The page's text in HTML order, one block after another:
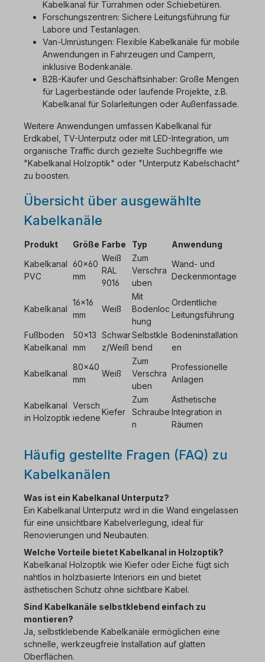
Kabelkanal für Türrahmen oder Schiebetüren.
Forschungszentren: Sichere Leitungsführung für
Labore und Testanlagen.
Van-Umrüstungen: Flexible Kabelkanäle für mobile
Anwendungen in Fahrzeugen und Campern,
inklusive Bodenkanäle.
B2B-Käufer und Geschäftsinhaber: Große Mengen
für Lagerbestände oder laufende Projekte, z.B.
Kabelkanal für Solarleitungen oder Außenfassade.
Weitere Anwendungen umfassen Kabelkanal für
Erdkabel, TV-Unterputz oder mit LED-Integration, um
organische Traffic durch gezielte Suchbegriffe wie
"Kabelkanal Holzoptik" oder "Unterputz Kabelschacht"
zu boosten.
Übersicht über ausgewählte
Kabelkanäle
Produkt Größe Farbe Typ
Anwendung
Kabelkanal
PVC
60x60
mm
Weiß
RAL
9016
Zum
Verschra
uben
Wand- und
Deckenmontage
Kabelkanal
16x16
mm
Weiß
Mit
Bodenloc
hung
Ordentliche
Leitungsführung
Fußboden
Kabelkanal
50x13
mm
Schwar
z/Weiß
Selbstkle
bend
Bodeninstallation
en
Kabelkanal
80x40
mm
Weiß
Zum
Verschra
uben
Professionelle
Anlagen
Kabelkanal
in Holzoptik
Versch
iedene
Kiefer
Zum
Schraube
n
Ästhetische
Integration in
Räumen
Häufig gestellte Fragen (FAQ) zu
Kabelkanälen
Was ist ein Kabelkanal Unterputz?
Ein Kabelkanal Unterputz wird in die Wand eingelassen
für eine unsichtbare Kabelverlegung, ideal für
Renovierungen und Neubauten.
Welche Vorteile bietet Kabelkanal in Holzoptik?
Kabelkanal Holzoptik wie Kiefer oder Eiche fügt sich
nahtlos in holzbasierte Interiors ein und bietet
ästhetischen Schutz ohne sichtbare Kabel.
Sind Kabelkanäle selbstklebend einfach zu
montieren?
Ja, selbstklebende Kabelkanäle ermöglichen eine
schnelle, werkzeugfreie Installation auf glatten
Oberflächen.